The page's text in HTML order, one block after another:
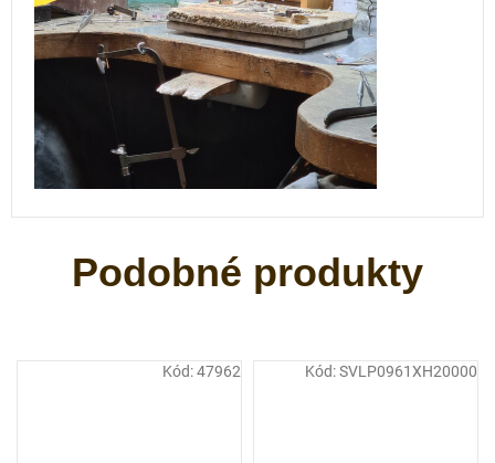
Kód:47962 Kód:SVLP0961XH20000